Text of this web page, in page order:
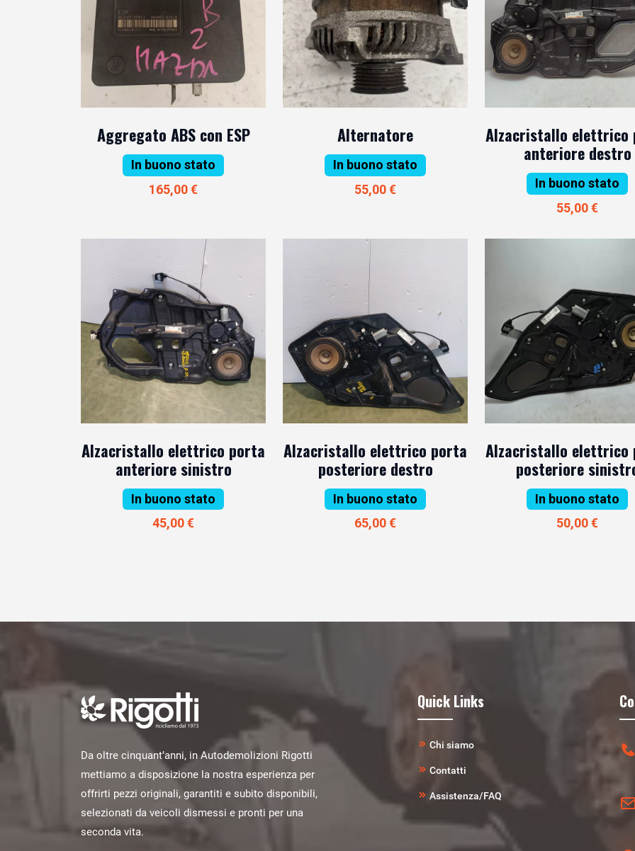
Aggregato ABS con ESP
In buono stato
165,00 €
Alternatore
In buono stato
55,00 €
Alzacristallo elettrico
anteriore destro
In buono stato
55,00 €
Alzacristallo elettrico porta
anteriore sinistro
In buono stato
45,00 €
Alzacristallo elettrico porta
posteriore destro
In buono stato
65,00 €
Alzacristallo elettrico
posteriore
In buono stato
50,00 €
Da oltre cinquant’anni, in Autodemolizioni Rigotti
mettiamo a disposizione la nostra esperienza per
offrirti pezzi originali, garantiti e subito disponibili,
selezionati da veicoli dismessi e pronti per una
seconda vita.
Quick Links
Chi siamo
Contatti
Assistenza/FAQ